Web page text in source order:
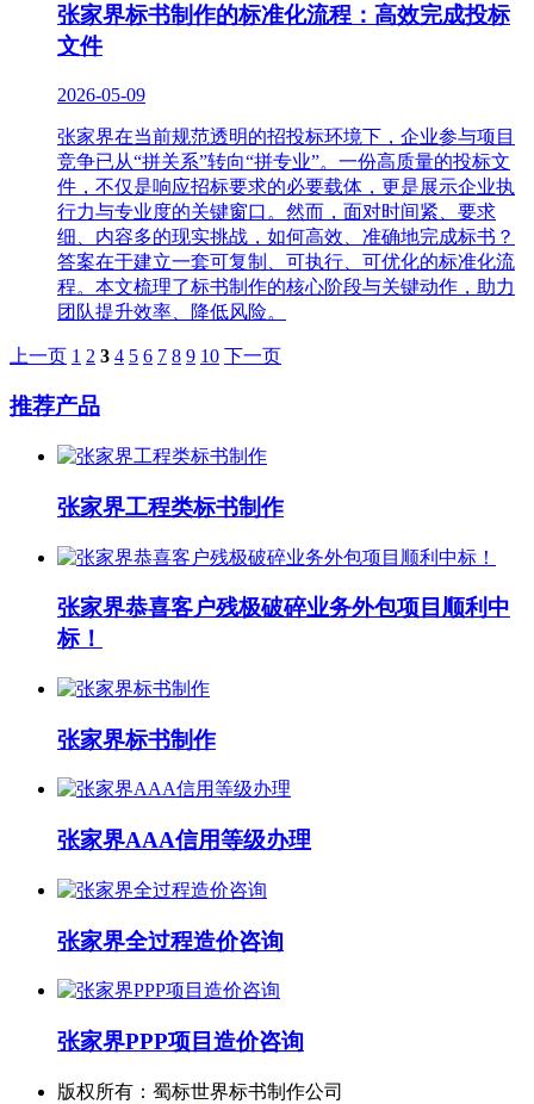
张家界标书制作的标准化流程：高效完成投标
文件
2026-05-09
张家界在当前规范透明的招投标环境下，企业参与项目
竞争已从“拼关系”转向“拼专业”。一份高质量的投标文
件，不仅是响应招标要求的必要载体，更是展示企业执
行力与专业度的关键窗口。然而，面对时间紧、要求
细、内容多的现实挑战，如何高效、准确地完成标书？
答案在于建立一套可复制、可执行、可优化的标准化流
程。本文梳理了标书制作的核心阶段与关键动作，助力
团队提升效率、降低风险。
上一页 1 2 3 4 5 6 7 8 9 10 下一页
推荐产品
张家界工程类标书制作
张家界恭喜客户残极破碎业务外包项目顺利中
标！
张家界标书制作
张家界AAA信用等级办理
张家界全过程造价咨询
张家界PPP项目造价咨询
版权所有：蜀标世界标书制作公司